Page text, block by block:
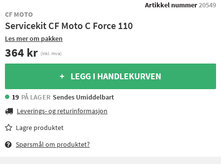
Artikkel nummer20549
CF MOTO
Servicekit CF Moto C Force 110
Les mer om pakken
364 kr (inkl. mva)
+ LEGG I HANDLEKURVEN
19 PÅ LAGER Sendes Umiddelbart
Leverings- og returinformasjon
Lagre produktet
Spørsmål om produktet?